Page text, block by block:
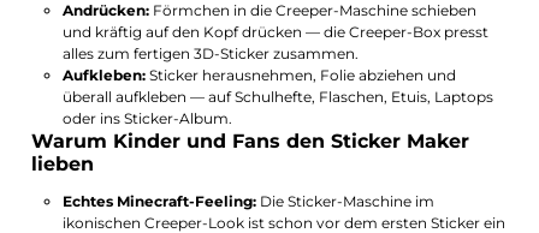
Andrücken:Förmchen in die Creeper-Maschine schieben
und kräftig auf den Kopf drücken — die Creeper-Box presst
alles zum fertigen 3D-Sticker zusammen.
Aufkleben:Sticker herausnehmen, Folie abziehen und
überall aufkleben — auf Schulhefte, Flaschen, Etuis, Laptops
oder ins Sticker-Album.
Warum Kinder und Fans den Sticker Maker
lieben
Echtes Minecraft-Feeling:Die Sticker-Maschine im
ikonischen Creeper-Look ist schon vor dem ersten Sticker ein